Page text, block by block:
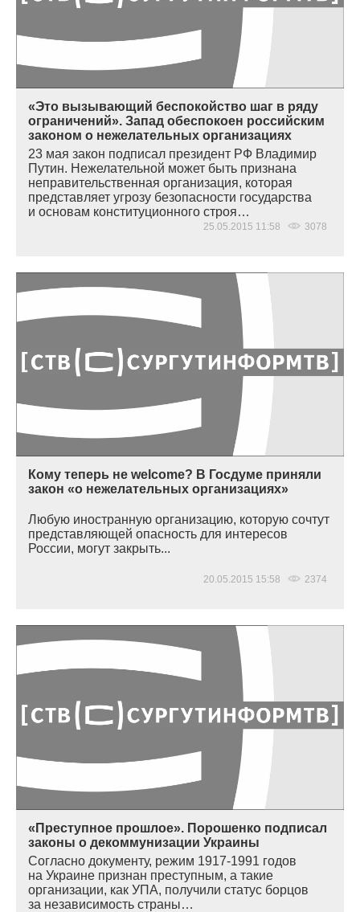
«Это вызывающий беспокойство шаг в ряду
ограничений». Запад обеспокоен российским
законом о нежелательных организациях
23 мая закон подписал президент РФ Владимир
Путин. Нежелательной может быть признана
неправительственная организация, которая
представляет угрозу безопасности государства
и основам конституционного строя…
25.05.2015 11:58 3078
Кому теперь не welcome? В Госдуме приняли
закон «о нежелательных организациях»
Любую иностранную организацию, которую сочтут
представляющей опасность для интересов
России, могут закрыть...
20.05.2015 15:58 2374
«Преступное прошлое». Порошенко подписал
законы о декоммунизации Украины
Согласно документу, режим 1917-1991 годов
на Украине признан преступным, а такие
организации, как УПА, получили статус борцов
за независимость страны…